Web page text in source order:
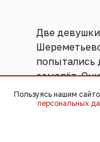
Две
попытались
самолёт.
переданы
полётов не
Пользуясь нашим
персональных